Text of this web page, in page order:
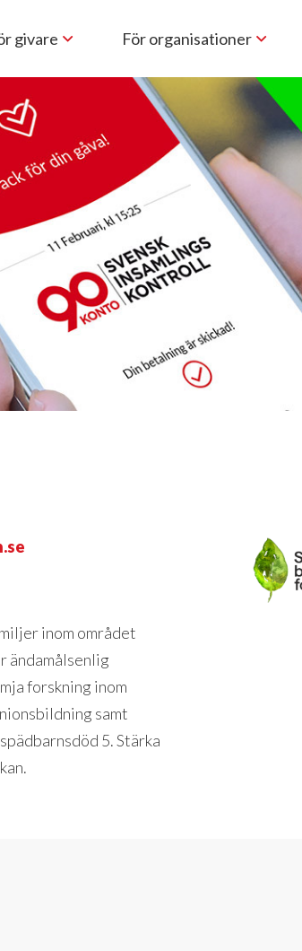
givare För organisationer
inom området
ändamålsenlig
forskning inom
samt
5. Stärka